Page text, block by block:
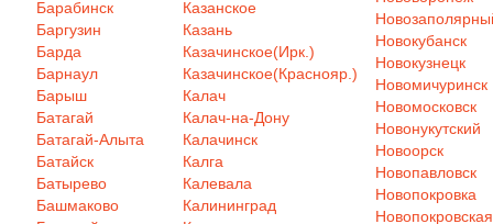
Барабинск
Баргузин
Барда
Барнаул
Барыш
Батагай
Батагай-Алыта
Батайск
Батырево
Башмаково
Казанское
Казань
Казачинское(Ирк.)
Казачинское(Краснояр.)
Калач
Калач-на-Дону
Калачинск
Калга
Калевала
Калининград
Новокубанск
Новокузнецк
Новомичуринск
Новомосковск
Новонукутский
Новоорск
Новопавловск
Новопокровка
Новопокровская